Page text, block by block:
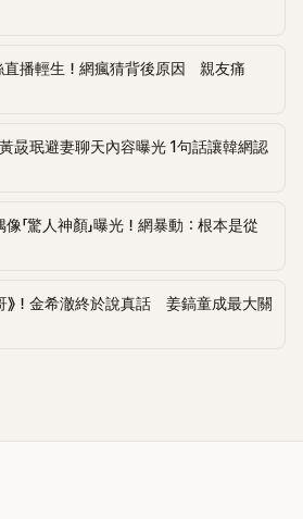
直播輕生！網瘋猜背後原因 親友痛
晸珉避妻聊天內容曝光 1句話讓韓網認
「驚人神顏」曝光！網暴動：根本是從
》！金希澈終於說真話 姜鎬童成最大關